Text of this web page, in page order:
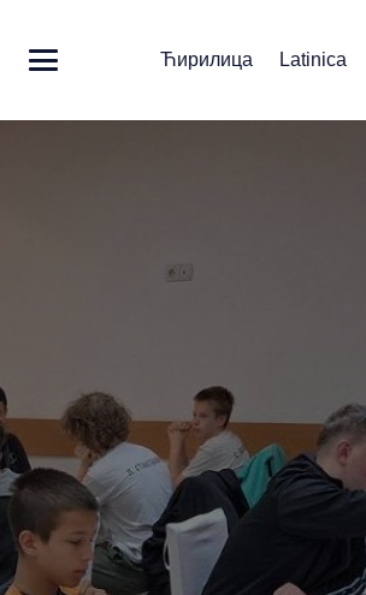
Ћирилица Latinica